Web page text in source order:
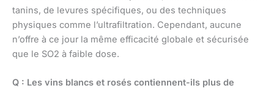
tanins, de levures spécifiques, ou des techniques
physiques comme l’ultrafiltration. Cependant, aucune
n’offre à ce jour la même efficacité globale et sécurisée
que le SO2 à faible dose.
Q : Les vins blancs et rosés contiennent-ils plus de